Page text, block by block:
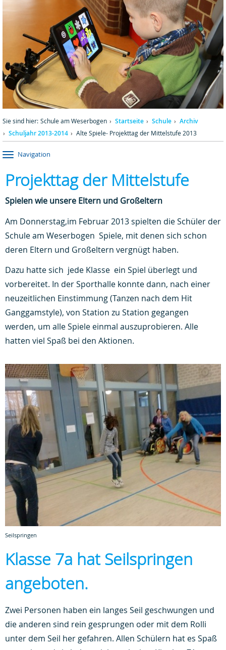
Sie sind hier: Schule am Weserbogen Startseite Schule
Archiv
Schuljahr 2013-2014
Alte Spiele- Projekttag der Mittelstufe 2013
Navigation
Projekttag der Mittelstufe
Spielen wie unsere Eltern und Großeltern
Am Donnerstag,im Februar 2013 spielten die Schüler der
Schule am Weserbogen Spiele, mit denen sich schon
deren Eltern und Großeltern vergnügt haben.
Dazu hatte sich jede Klasse ein Spiel überlegt und
vorbereitet. In der Sporthalle konnte dann, nach einer
neuzeitlichen Einstimmung (Tanzen nach dem Hit
Ganggamstyle), von Station zu Station gegangen
werden, um alle Spiele einmal auszuprobieren. Alle
hatten viel Spaß bei den Aktionen.
Seilspringen
Klasse 7a hat Seilspringen
angeboten.
Zwei Personen haben ein langes Seil geschwungen und
die anderen sind rein gesprungen oder mit dem Rolli
unter dem Seil her gefahren. Allen Schülern hat es Spaß